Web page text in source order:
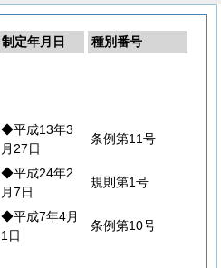
制定年月日
種別番号
◆平成13年3
月27日
条例第11号
◆平成24年2
月7日
規則第1号
◆平成7年4月
1日
条例第10号